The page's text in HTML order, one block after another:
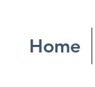
Home